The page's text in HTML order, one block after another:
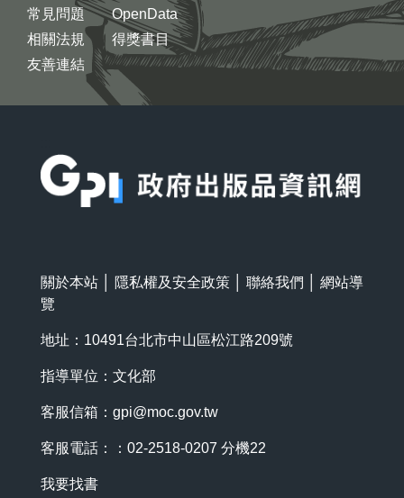
常見問題
相關法規
友善連結
OpenData
得獎書目
關於本站 隱私權及安全政策 聯絡我們
網站導
覽
地址：10491台北市中山區松江路209號
指導單位：文化部
客服信箱： gpi@moc.gov.tw
客服電話：：02-2518-0207 分機22
我要找書